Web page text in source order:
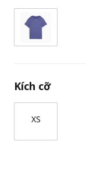
Kích cỡ
XS